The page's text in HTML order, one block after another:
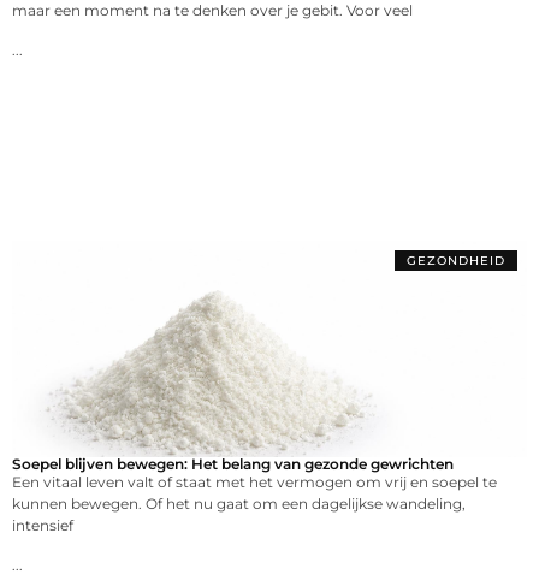
maar een moment na te denken over je gebit. Voor veel
GEZONDHEID
Soepel blijven bewegen: Het belang van gezonde gewrichten
Een vitaal leven valt of staat met het vermogen om vrij en soepel te
kunnen bewegen. Of het nu gaat om een dagelijkse wandeling,
intensief